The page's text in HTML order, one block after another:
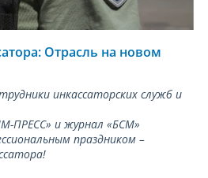
Отрасль на новом
инкассаторских служб и
ПРЕСС» и журнал «БСМ»
праздником –